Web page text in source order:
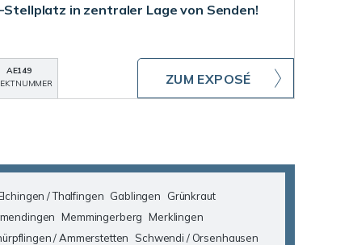
Stellplatz in zentraler Lage von Senden!
AE149
ZUM EXPOSÉ
/ Thalfingen Gablingen
Grünkraut
Memmingerberg Merklingen
/ Ammerstetten
Schwendi / Orsenhausen